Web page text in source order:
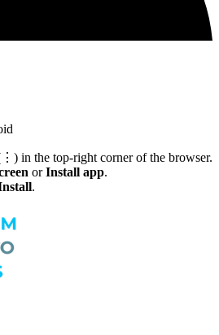
in the top-right corner of the browser.
orInstall app.
.